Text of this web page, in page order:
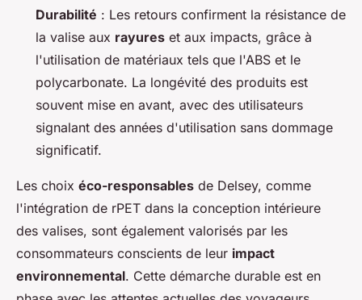
Durabilité : Les retours confirment la résistance de
la valise aux rayures et aux impacts, grâce à
l'utilisation de matériaux tels que l'ABS et le
polycarbonate. La longévité des produits est
souvent mise en avant, avec des utilisateurs
signalant des années d'utilisation sans dommage
significatif.
Les choix éco-responsables de Delsey, comme
l'intégration de rPET dans la conception intérieure
des valises, sont également valorisés par les
consommateurs conscients de leur impact
environnemental. Cette démarche durable est en